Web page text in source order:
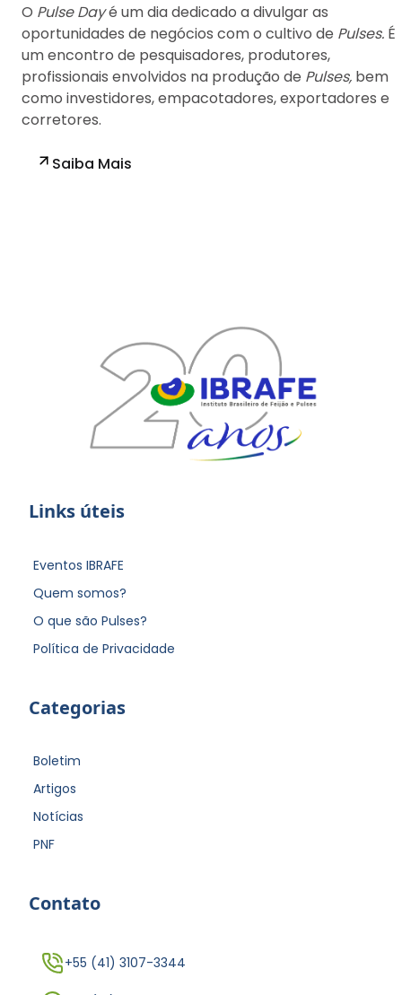
O Pulse Dayé um dia dedicado a divulgar as
oportunidades de negócios com o cultivo de Pulses. É
um encontro de pesquisadores, produtores,
profissionais envolvidos na produção de Pulses, bem
como investidores, empacotadores, exportadores e
corretores.
Saiba Mais
Links úteis
Eventos IBRAFE
Quem somos?
O que são Pulses?
Política de Privacidade
Categorias
Boletim
Artigos
Notícias
PNF
Contato
+55 (41) 3107-3344